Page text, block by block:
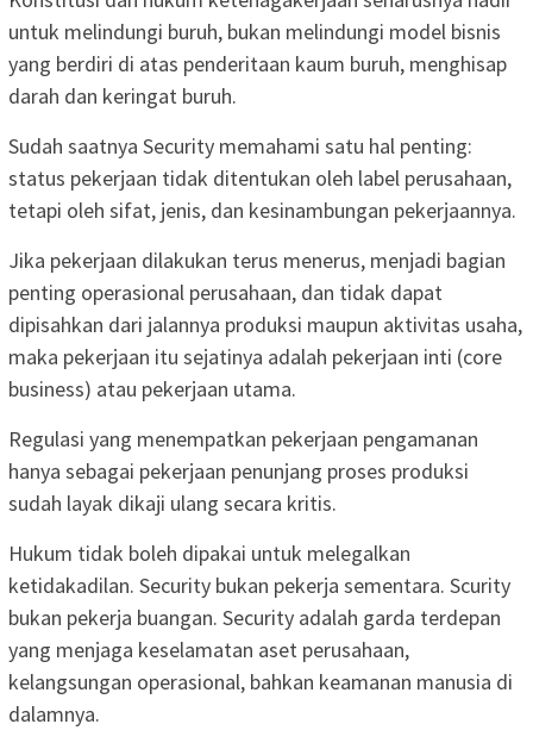
untuk melindungi buruh, bukan melindungi model bisnis
yang berdiri di atas penderitaan kaum buruh, menghisap
darah dan keringat buruh.
Sudah saatnya Security memahami satu hal penting:
status pekerjaan tidak ditentukan oleh label perusahaan,
tetapi oleh sifat, jenis, dan kesinambungan pekerjaannya.
Jika pekerjaan dilakukan terus menerus, menjadi bagian
penting operasional perusahaan, dan tidak dapat
dipisahkan dari jalannya produksi maupun aktivitas usaha,
maka pekerjaan itu sejatinya adalah pekerjaan inti (core
business) atau pekerjaan utama.
Regulasi yang menempatkan pekerjaan pengamanan
hanya sebagai pekerjaan penunjang proses produksi
sudah layak dikaji ulang secara kritis.
Hukum tidak boleh dipakai untuk melegalkan
ketidakadilan. Security bukan pekerja sementara. Scurity
bukan pekerja buangan. Security adalah garda terdepan
yang menjaga keselamatan aset perusahaan,
kelangsungan operasional, bahkan keamanan manusia di
dalamnya.